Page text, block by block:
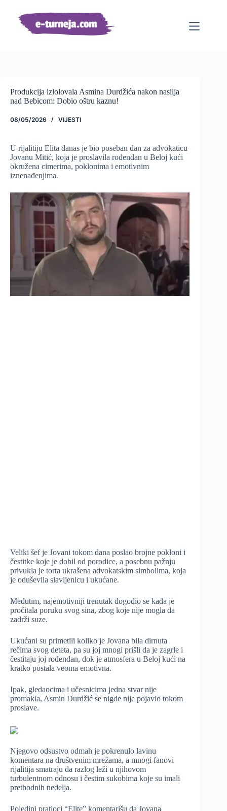
sadržaj
Produkcija izlolovala Asmina Durdžića nakon nasilja
nad Bebicom: Dobio oštru kaznu!
08/05/2026 VIJESTI
U rijalitiju Elita danas je bio poseban dan za advokaticu
Jovanu Mitić, koja je proslavila rođendan u Beloj kući
okružena cimerima, poklonima i emotivnim
iznenađenjima.
Veliki šef je Jovani tokom dana poslao brojne pokloni i
čestitke koje je dobil od porodice, a posebnu pažnju
privukla je torta ukrašena advokatskim simbolima, koja
je oduševila slavljenicu i ukućane.
Međutim, najemotivniji trenutak dogodio se kada je
pročitala poruku svog sina, zbog koje nije mogla da
zadrži suze.
Ukućani su primetili koliko je Jovana bila dirnuta
rečima svog deteta, pa su joj mnogi prišli da je zagrle i
čestitaju joj rođendan, dok je atmosfera u Beloj kući na
kratko postala veoma emotivna.
Ipak, gledaocima i učesnicima jedna stvar nije
promakla, Asmin Durdžić se nigde nije pojavio tokom
proslave.
Njegovo odsustvo odmah je pokrenulo lavinu
komentara na društvenim mrežama, a mnogi fanovi
rijalitija smatraju da razlog leži u njihovom
turbulentnom odnosu i čestim sukobima koje su imali
prethodnih nedelja.
Pojedini pratioci “Elite” komentarišu da Jovana